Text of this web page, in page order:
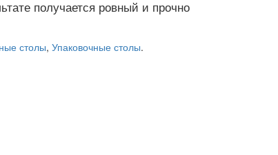
получается ровный и прочно
столы, Упаковочные столы.